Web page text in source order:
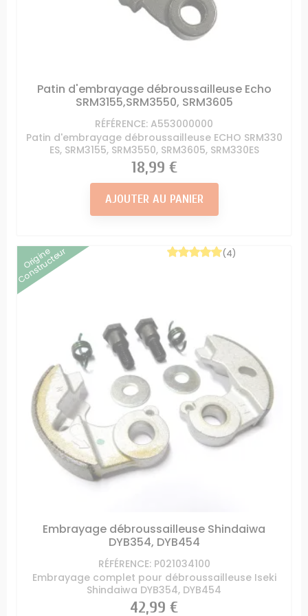
Patin d'embrayage débroussailleuse Echo
SRM3155,SRM3550, SRM3605
RÉFÉRENCE: A553000000
Patin d'embrayage débroussailleuse ECHO SRM330
ES, SRM3155, SRM3550, SRM3605, SRM330ES
Prix
18,99 €
AJOUTER AU PANIER
Origine
Constructeur
Embrayage débroussailleuse Shindaiwa
DYB354, DYB454
RÉFÉRENCE: P021034100
Embrayage complet pour débroussailleuse Iseki
Shindaiwa DYB354, DYB454
(4)
Prix
42,99 €